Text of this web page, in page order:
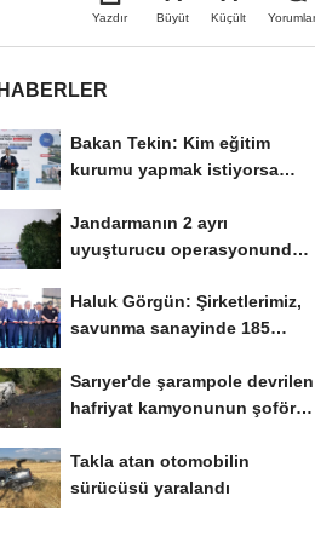
Yazdır Büyüt Küçült Yorumlar
Bakan Tekin: Kim eğitim
kurumu yapmak istiyorsa
Jandarmanın 2 ayrı
uyuşturucu operasyonunda 3
Haluk Görgün: Şirketlerimiz,
savunma sanayinde 185
Sarıyer'de şarampole devrilen
hafriyat kamyonunun şoförü
Takla atan otomobilin
sürücüsü yaralandı